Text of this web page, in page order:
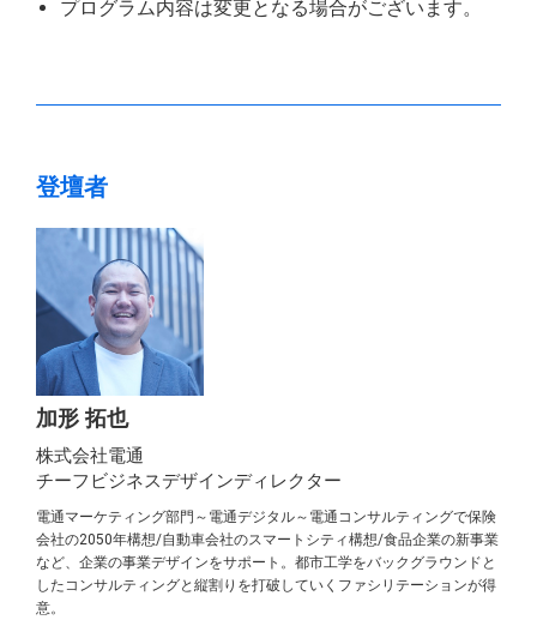
プログラム内容は変更となる場合がございます。
登壇者
加形 拓也
株式会社電通
チーフビジネスデザインディレクター
電通マーケティング部門～電通デジタル～電通コンサルティングで保険
会社の2050年構想/自動車会社のスマートシティ構想/食品企業の新事業
など、企業の事業デザインをサポート。都市工学をバックグラウンドと
したコンサルティングと縦割りを打破していくファシリテーションが得
意。